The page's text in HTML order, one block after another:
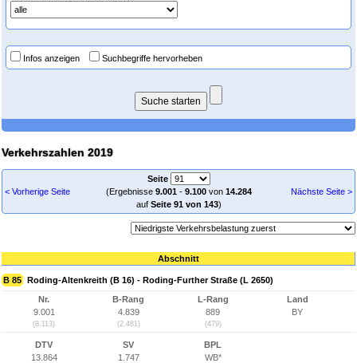
Infos anzeigen Suchbegriffe hervorheben
Verkehrszahlen 2019
< Vorherige Seite
Seite
(Ergebnisse 9.001- 9.100von 14.284
auf Seite 91 von 143)
Nächste Seite >
Abschnitt
B 85 Roding-Altenkreith (B 16) - Roding-Further Straße (L 2650)
Nr.
9.001
(8.113)
B-Rang
4.839
(2.481)
L-Rang
889
(479)
Land
BY
DTV
13.864
SV
1.747
BPL
WB*